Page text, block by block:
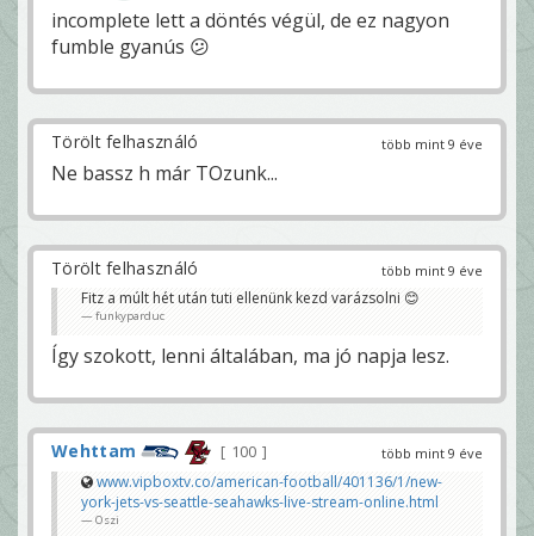
incomplete lett a döntés végül, de ez nagyon
fumble gyanús 😕
több mint 9 éve
Törölt felhasználó
Ne bassz h már TOzunk...
több mint 9 éve
Törölt felhasználó
Fitz a múlt hét után tuti ellenünk kezd varázsolni 😊
funkyparduc
Így szokott, lenni általában, ma jó napja lesz.
több mint 9 éve
Wehttam
100
www.vipboxtv.co/american-football/401136/1/new-
york-jets-vs-seattle-seahawks-live-stream-online.html
Oszi